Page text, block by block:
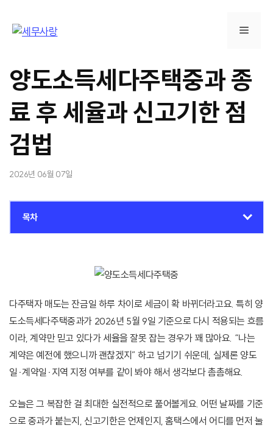
메
양도소득세다주택중과 종
료 후 세율과 신고기한 점
검법
2026년 06월 07일
목차
다주택자 매도는 잔금일 하루 차이로 세금이 확 바뀌더라고요. 특히 양
도소득세다주택중과가 2026년 5월 9일 기준으로 다시 적용되는 흐름
이라, 계약만 믿고 있다가 세율을 잘못 잡는 경우가 꽤 많아요. “나는
계약은 예전에 했으니까 괜찮겠지” 하고 넘기기 쉬운데, 실제론 양도
일·계약일·지역 지정 여부를 같이 봐야 해서 생각보다 촘촘해요.
오늘은 그 복잡한 걸 최대한 실전적으로 풀어볼게요. 어떤 날짜를 기준
으로 중과가 붙는지, 신고기한은 언제인지, 홈택스에서 어디를 먼저 눌